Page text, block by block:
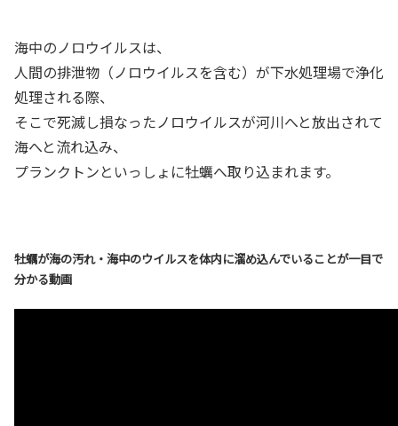
海中のノロウイルスは、
人間の排泄物（ノロウイルスを含む）が下水処理場で浄化
処理される際、
そこで死滅し損なったノロウイルスが河川へと放出されて
海へと流れ込み、
プランクトンといっしょに牡蠣へ取り込まれます。
牡蠣が海の汚れ・海中のウイルスを体内に溜め込んでいることが一目で
分かる動画